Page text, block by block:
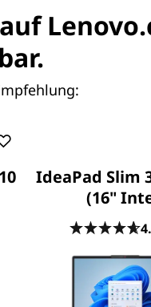
320s baut auf der
darüber hinaus
Hauptspeicher.
durch den Tag
320s bringt Ihnen
neuer
Fragen
IdeaPad Slim
(16"